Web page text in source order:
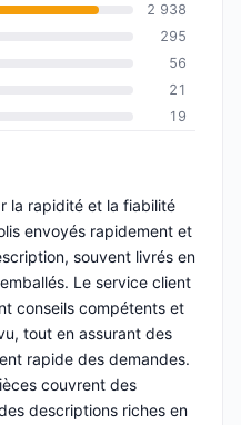
2 938
295
56
21
19
la rapidité et la fiabilité
envoyés rapidement et
souvent livrés en
Le service client
conseils compétents et
tout en assurant des
rapide des demandes.
couvrent des
descriptions riches en